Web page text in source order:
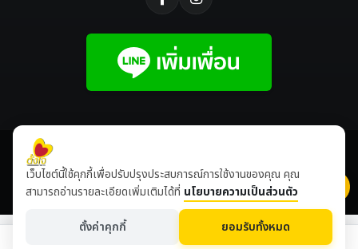
เข้าชมเดือนนี้ 8,497,848 ปีนี้ 8,634,491
เว็บไซต์นี้ใช้คุกกี้เพื่อปรับปรุงประสบการณ์การใช้งานของคุณ คุณ
สามารถอ่านรายละเอียดเพิ่มเติมได้ที่ นโยบายความเป็นส่วนตัว
ตั้งค่าคุกกี้ ยอมรับทั้งหมด